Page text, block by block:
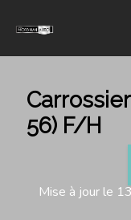
56) F/H
Mise à jour le